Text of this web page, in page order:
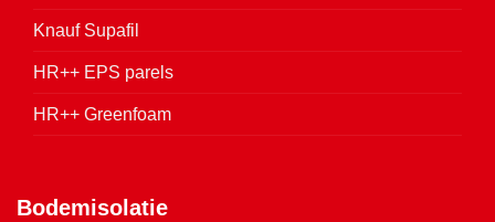
Knauf Supafil
HR++ EPS parels
HR++ Greenfoam
Bodemisolatie